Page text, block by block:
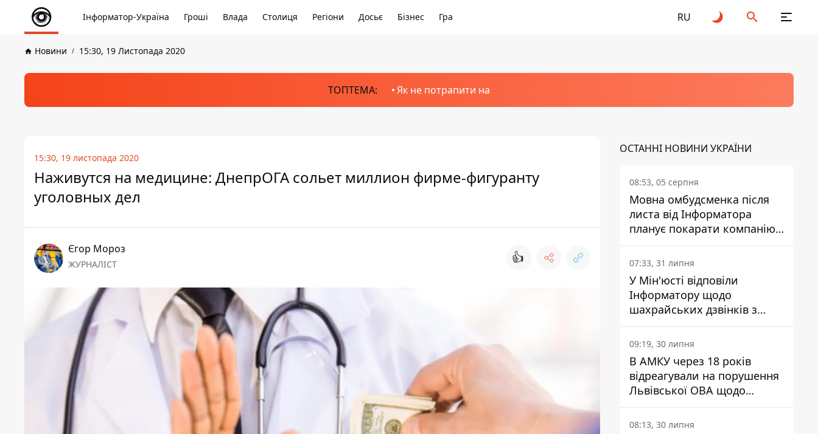
Інформатор-Україна Гроші Влада Столиця Регіони Досьє Бізнес Гра RU
Новини 15:30, 19 Листопада 2020
ТОПТЕМА: Як не потрапити на
15:30, 19 листопада 2020
Наживутся на медицине: ДнепрОГА сольет миллион фирме-фигуранту
уголовных дел
Єгор Мороз
ЖУРНАЛІСТ 👍
ОСТАННІ НОВИНИ УКРАЇНИ
08:53, 05 серпня
Мовна омбудсменка після
листа від Інформатора
планує покарати компанію-
підрядника ПриватБанку
07:33, 31 липня
У Мін'юсті відповіли
Інформатору щодо
шахрайських дзвінків з
камери Сумського СІЗО так,
що ніхто нічого не зрозумів
09:19, 30 липня
В АМКУ через 18 років
відреагували на порушення
Львівської ОВА щодо
харчування у закладах
освіти
08:13, 30 липня